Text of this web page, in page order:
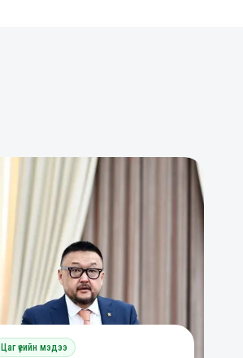
Цаг үеийн мэдээ